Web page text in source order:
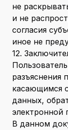
не
и не
согласия
иное не
12.
разъяснения
касающимся
данных,
электронной
В данном